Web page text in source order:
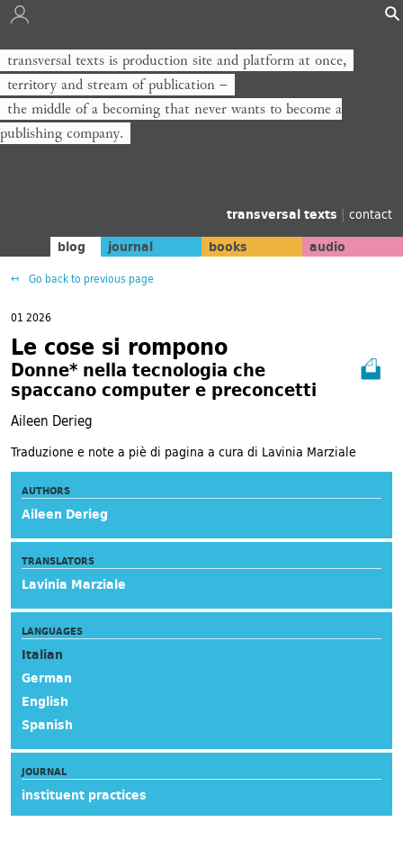
transversal texts is production site and platform at once,
territory and stream of publication −
the middle of a becoming that never wants to become a
publishing company.
transversal texts | contact
blog journal books audio
Go back to previous page
01 2026
Le cose si rompono
Donne* nella tecnologia che
spaccano computer e preconcetti
Aileen Derieg
Traduzione e note a piè di pagina a cura di Lavinia Marziale
AUTHORS
Aileen Derieg
TRANSLATORS
Lavinia Marziale
LANGUAGES
Italian
German
English
Spanish
JOURNAL
instituent practices